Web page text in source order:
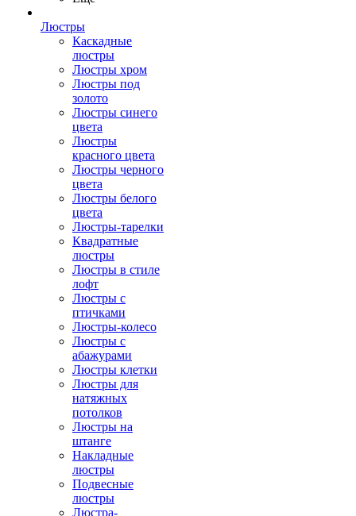
Люстры
Каскадные
люстры
Люстры хром
Люстры под
золото
Люстры синего
цвета
Люстры
красного цвета
Люстры черного
цвета
Люстры белого
цвета
Люстры-тарелки
Квадратные
люстры
Люстры в стиле
лофт
Люстры с
птичками
Люстры-колесо
Люстры с
абажурами
Люстры клетки
Люстры для
натяжных
потолков
Люстры на
штанге
Накладные
люстры
Подвесные
люстры
Люстра-